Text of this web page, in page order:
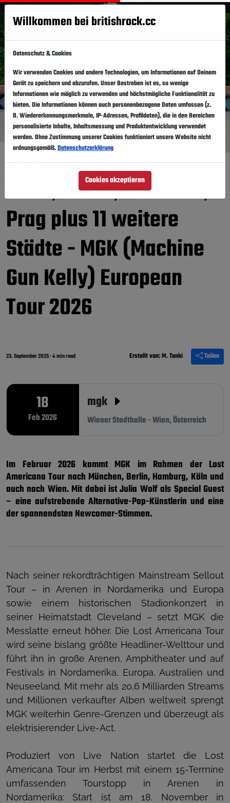
Menü
Startseite Magazin
Wien, Berlin, München,
Prag plus 11 weitere
Städte - MGK (Machine
Gun Kelly) European
Tour 2026
23. September 2025·4 min read Erstellt von:M. Tanki Teilen
18
Feb 2026
mgk
Wiener Stadthalle - Wien, Österreich
Im Februar 2026 kommt MGK im Rahmen der Lost
Americana Tour nach München, Berlin, Hamburg, Köln und
auch nach Wien. Mit dabei ist Julia Wolf als Special Guest
– eine aufstrebende Alternative-Pop-Künstlerin und eine
der spannendsten Newcomer-Stimmen.
Nach seiner rekordträchtigen Mainstream Sellout
Tour – in Arenen in Nordamerika und Europa
sowie einem historischen Stadionkonzert in
seiner Heimatstadt Cleveland – setzt MGK die
Messlatte erneut höher. Die Lost Americana Tour
wird seine bislang größte Headliner-Welttour und
führt ihn in große Arenen, Amphitheater und auf
Festivals in Nordamerika, Europa, Australien und
Neuseeland. Mit mehr als 20,6 Milliarden Streams
und Millionen verkaufter Alben weltweit sprengt
MGK weiterhin Genre-Grenzen und überzeugt als
elektrisierender Live-Act.
Produziert von Live Nation startet die Lost
Americana Tour im Herbst mit einem 15-Termine
umfassenden Tourstopp in Arenen in
Nordamerika: Start ist am 18. November in
Willkommen bei britishrock.cc
Datenschutz & Cookies
Wir verwenden Cookies und andere Technologien, um Informationen auf Deinem
Gerät zu speichern und abzurufen. Unser Bestreben ist es, so wenige
Informationen wie möglich zu verwenden und höchstmögliche Funktionalität zu
bieten. Die Informationen können auch personenbezogene Daten umfassen (z.
B. Wiedererkennungsmerkmale, IP-Adressen, Profildaten), die in den Bereichen
personalisierte Inhalte, Inhaltsmessung und Produktentwicklung verwendet
werden. Ohne Zustimmung unserer Cookies funktioniert unsere Website nicht
ordnungsgemäß.Datenschutzerklärung
Cookies akzeptieren